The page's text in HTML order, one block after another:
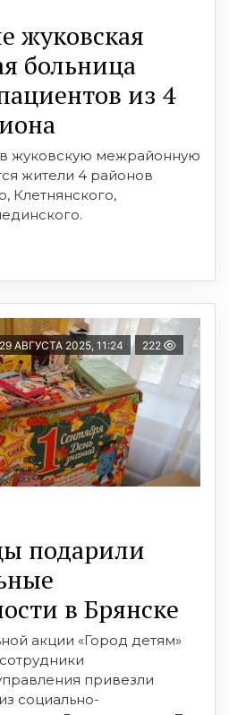
жуковская
больница
из 4
жуковскую межрайонную
жители 4 районов
Клетнянского,
29 АВГУСТА 2025, 11:24 222
подарили
в Брянске
акции «Город детям»
привезли
социально-